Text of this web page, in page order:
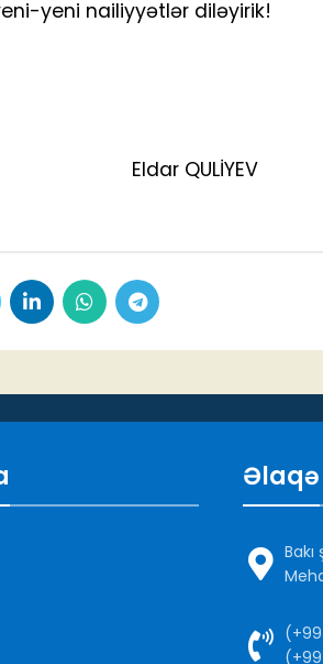
yeni nailiyyətlər diləyirik!
Eldar QULİYEV
Əlaqə